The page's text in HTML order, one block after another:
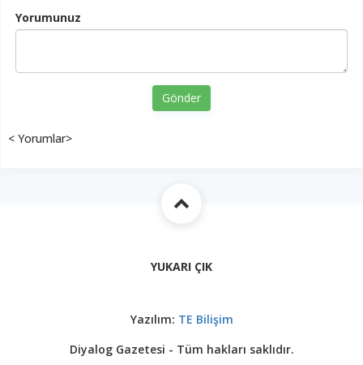
Yorumunuz
Gönder
< Yorumlar>
YUKARI ÇIK
Yazılım: TE Bilişim
Diyalog Gazetesi - Tüm hakları saklıdır.